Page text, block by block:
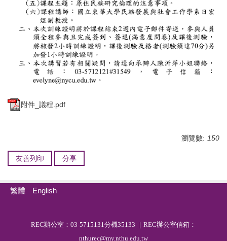
附件_議程.pdf
瀏覽數: 150
友善列印 分享
繁體 English
REC辦公室：03-5715131分機35133 ｜REC辦公室信箱：
nthurec@my.nthu.edu.tw